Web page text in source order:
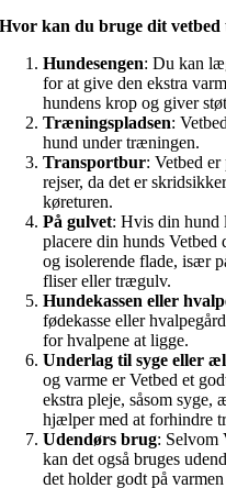
Hvor kan du bruge dit
Hundesengen: Du kan
for at give den ekstra
hundens krop og giver
Træningspladsen:
hund under træningen.
Transportbur: Vetbed
rejser, da det er
køreturen.
På gulvet: Hvis din hund
placere din hunds Vetbed
og isolerende flade, især
fliser eller trægulv.
Hundekassen eller
fødekasse eller
for hvalpene at ligge.
Underlag til syge eller
og varme er Vetbed et
ekstra pleje, såsom syge,
hjælper med at forhindre
Udendørs brug: Selvom
kan det også bruges
det holder godt på